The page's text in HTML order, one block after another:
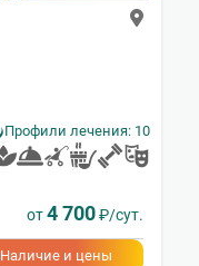
Профили лечения: 10
от4 700₽/сут.
Наличие и цены